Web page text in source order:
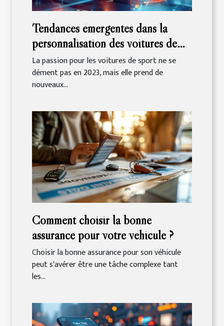
Tendances émergentes dans la
personnalisation des voitures de
sport en 2023
La passion pour les voitures de sport ne se
dément pas en 2023, mais elle prend de
nouveaux...
Comment choisir la bonne
assurance pour votre véhicule ?
Choisir la bonne assurance pour son véhicule
peut s'avérer être une tâche complexe tant
les...